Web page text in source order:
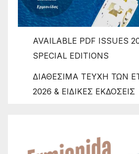
AVAILABLE PDF ISSUES
SPECIAL EDITIONS
ΔΙΑΘΕΣΙΜΑ ΤΕΥΧΗ ΤΩΝ
2026 & ΕΙΔΙΚΕΣ ΕΚΔΟΣΕΙΣ